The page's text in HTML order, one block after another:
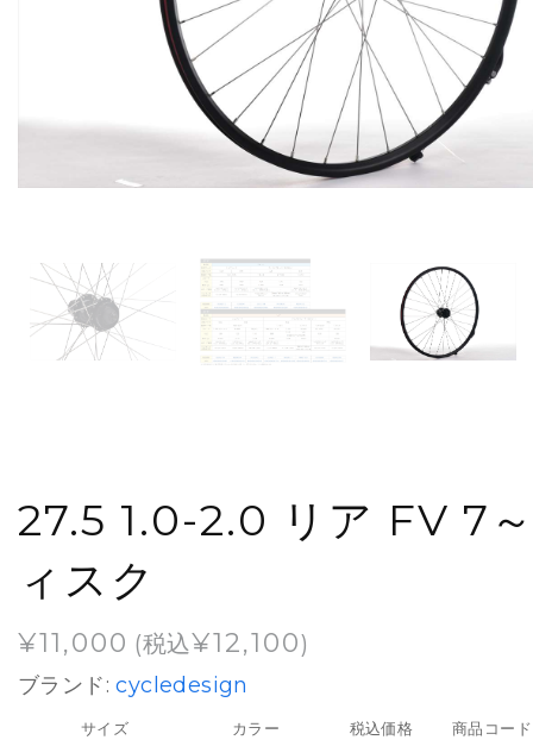
27.5 1.0-2.0 リア FV 7
ィスク
¥11,000 (税込¥12,100)
ブランド:cycledesign
サイズ カラー 税込価格 商品コード